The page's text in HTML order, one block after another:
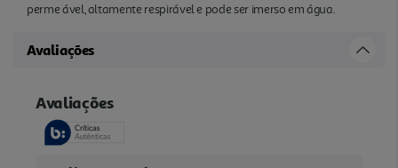
perme ável, altamente respirável e pode ser imerso em água.
Avaliações